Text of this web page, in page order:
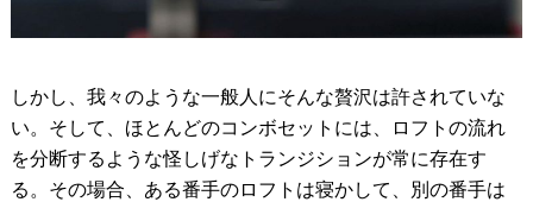
しかし、我々のような一般人にそんな贅沢は許されていな
い。そして、ほとんどのコンボセットには、ロフトの流れ
を分断するような怪しげなトランジションが常に存在す
る。その場合、ある番手のロフトは寝かして、別の番手は